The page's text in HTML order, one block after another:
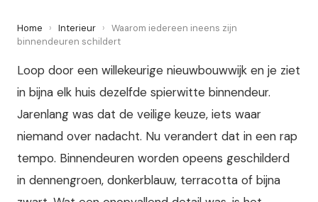
Home › Interieur › Waarom iedereen ineens zijn
binnendeuren schildert
Loop door een willekeurige nieuwbouwwijk en je ziet
in bijna elk huis dezelfde spierwitte binnendeur.
Jarenlang was dat de veilige keuze, iets waar
niemand over nadacht. Nu verandert dat in een rap
tempo. Binnendeuren worden opeens geschilderd
in dennengroen, donkerblauw, terracotta of bijna